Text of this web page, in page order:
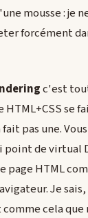
mousse : je
forcément
c'est
HTML+CSS se
pas une.
point de virtual
page HTML
Je
cela que